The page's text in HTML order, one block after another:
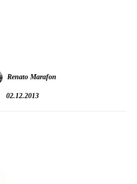
Renato Marafon
02.12.2013